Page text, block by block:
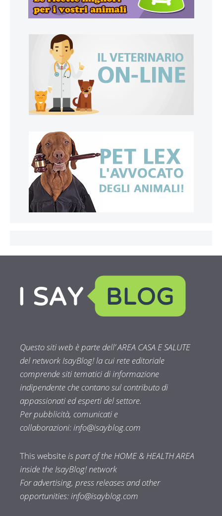
Questo siti web è parte dell’ AREA CASA E SALUTE
del network IsayBlog! la cui rete editoriale
comprende siti tematici di informazione
indipendente che contano sul contributo di
appassionati ed esperti del settore.
Per pubblicità, comunicati e
collaborazioni:info@isayblog.com
This websiteis part of the HOME & HEALTH AREA
inside the IsayBlog! network
For advertising, press releases and other
opportunities:info@isayblog.com